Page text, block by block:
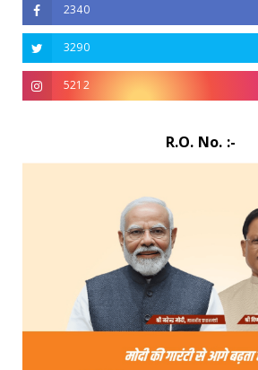
2340
3290
5212
R.O. No. :-